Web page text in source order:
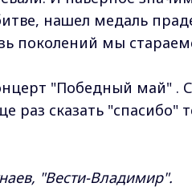
нашел медаль
поколений мы
"Победный май" .
раз сказать "спасибо"
"Вести-Владимир".